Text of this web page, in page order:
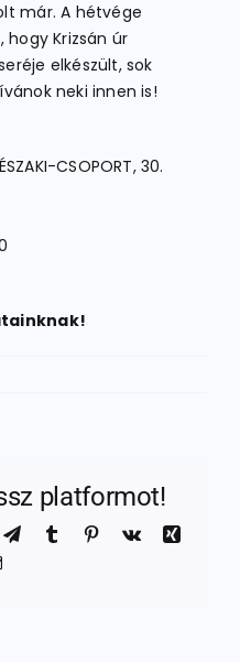
már. A hétvége
Krizsán úr
elkészült, sok
neki innen is!
CSOPORT, 30.
platformot!
TelegramTumblr Pinterest
Vk
Xing
Email: